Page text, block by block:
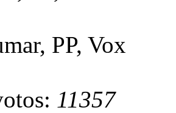
PP, Vox
11357